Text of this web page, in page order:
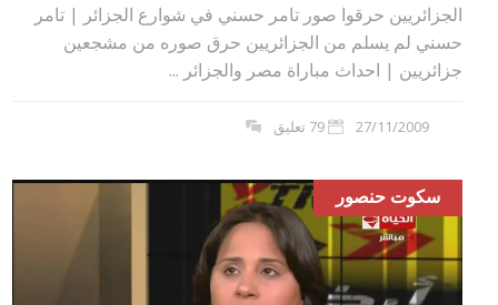
الجزائريين حرقوا صور تامر حسني في شوارع الجزائر | تامر
حسني لم يسلم من الجزائريين حرق صوره من مشجعين
جزائريين | احداث مباراة مصر والجزائر ...
27/11/2009 79 تعليق
سكوت حنصور